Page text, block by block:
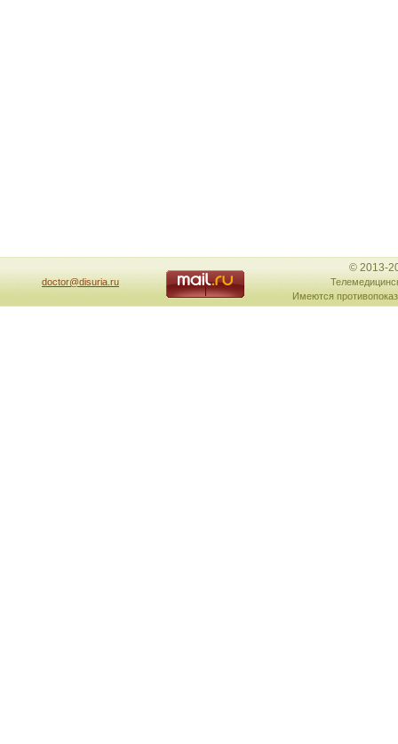
doctor@disuria.ru
© 2013-
Имеются